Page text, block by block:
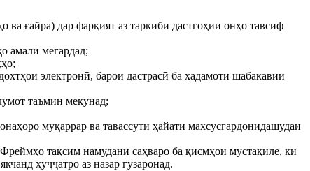
ғайра) дар фарқият аз таркиби дастгоҳии онҳо тавсиф
амалӣ мегардад;
электронӣ, барои дастрасӣ ба хадамоти шабакавии
таъмин мекунад;
муқаррар ва тавассути ҳайати махсусгардонидашудаи
тақсим намудани саҳваро ба қисмҳои мустақиле, ки
ҳуҷҷатро аз назар гузаронад.